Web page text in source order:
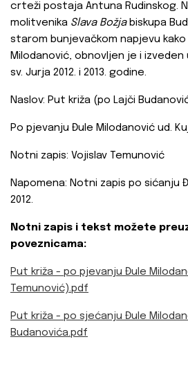
crteži postaja Antuna Rudinskog.
molitvenika Slava Božjabiskupa
starom bunjevačkom napjevu
Milodanović, obnovljen je i izveden
sv. Jurja 2012. i 2013. godine.
Naslov: Put križa (po Lajči
Po pjevanju Đule Milodanović ud.
Notni zapis: Vojislav Temunović
Napomena: Notni zapis po sićanju
2012.
Notni zapis i tekst možete
poveznicama:
Put križa - po pjevanju Đule
Temunović).pdf
Put križa - po sjećanju Đule
Budanovića.pdf